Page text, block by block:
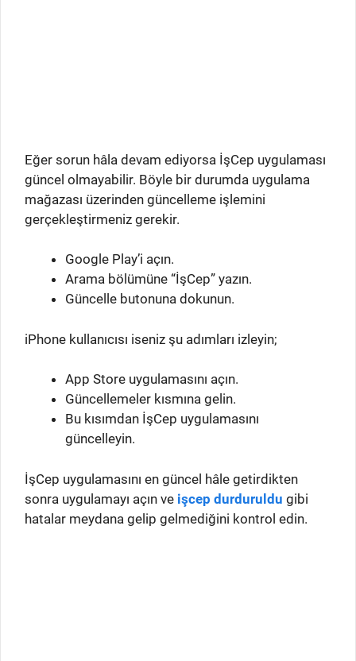
Eğer sorun hâla devam ediyorsa İşCep uygulaması
güncel olmayabilir. Böyle bir durumda uygulama
mağazası üzerinden güncelleme işlemini
gerçekleştirmeniz gerekir.
Google Play’i açın.
Arama bölümüne “İşCep” yazın.
Güncelle butonuna dokunun.
iPhone kullanıcısı iseniz şu adımları izleyin;
App Store uygulamasını açın.
Güncellemeler kısmına gelin.
Bu kısımdan İşCep uygulamasını
güncelleyin.
İşCep uygulamasını en güncel hâle getirdikten
sonra uygulamayı açın ve işcep durduruldu gibi
hatalar meydana gelip gelmediğini kontrol edin.